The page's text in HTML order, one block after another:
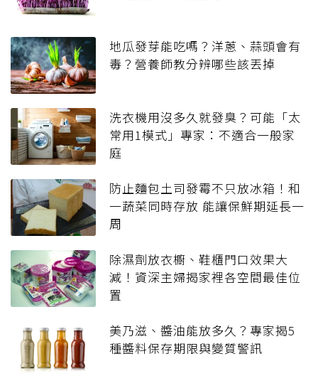
地瓜發芽能吃嗎？洋蔥、蒜頭會有
毒？營養師教分辨哪些該丟掉
洗衣機用沒多久就發臭？可能「太
常用1模式」專家：不適合一般家
庭
防止麵包土司發霉不只放冰箱！和
一蔬菜同時存放 能讓保鮮期延長一
周
除濕劑放衣櫥、鞋櫃門口效果大
減！資深主婦揭家裡各空間最佳位
置
美乃滋、醬油能放多久？專家揭5
種醬料保存期限與變質警訊